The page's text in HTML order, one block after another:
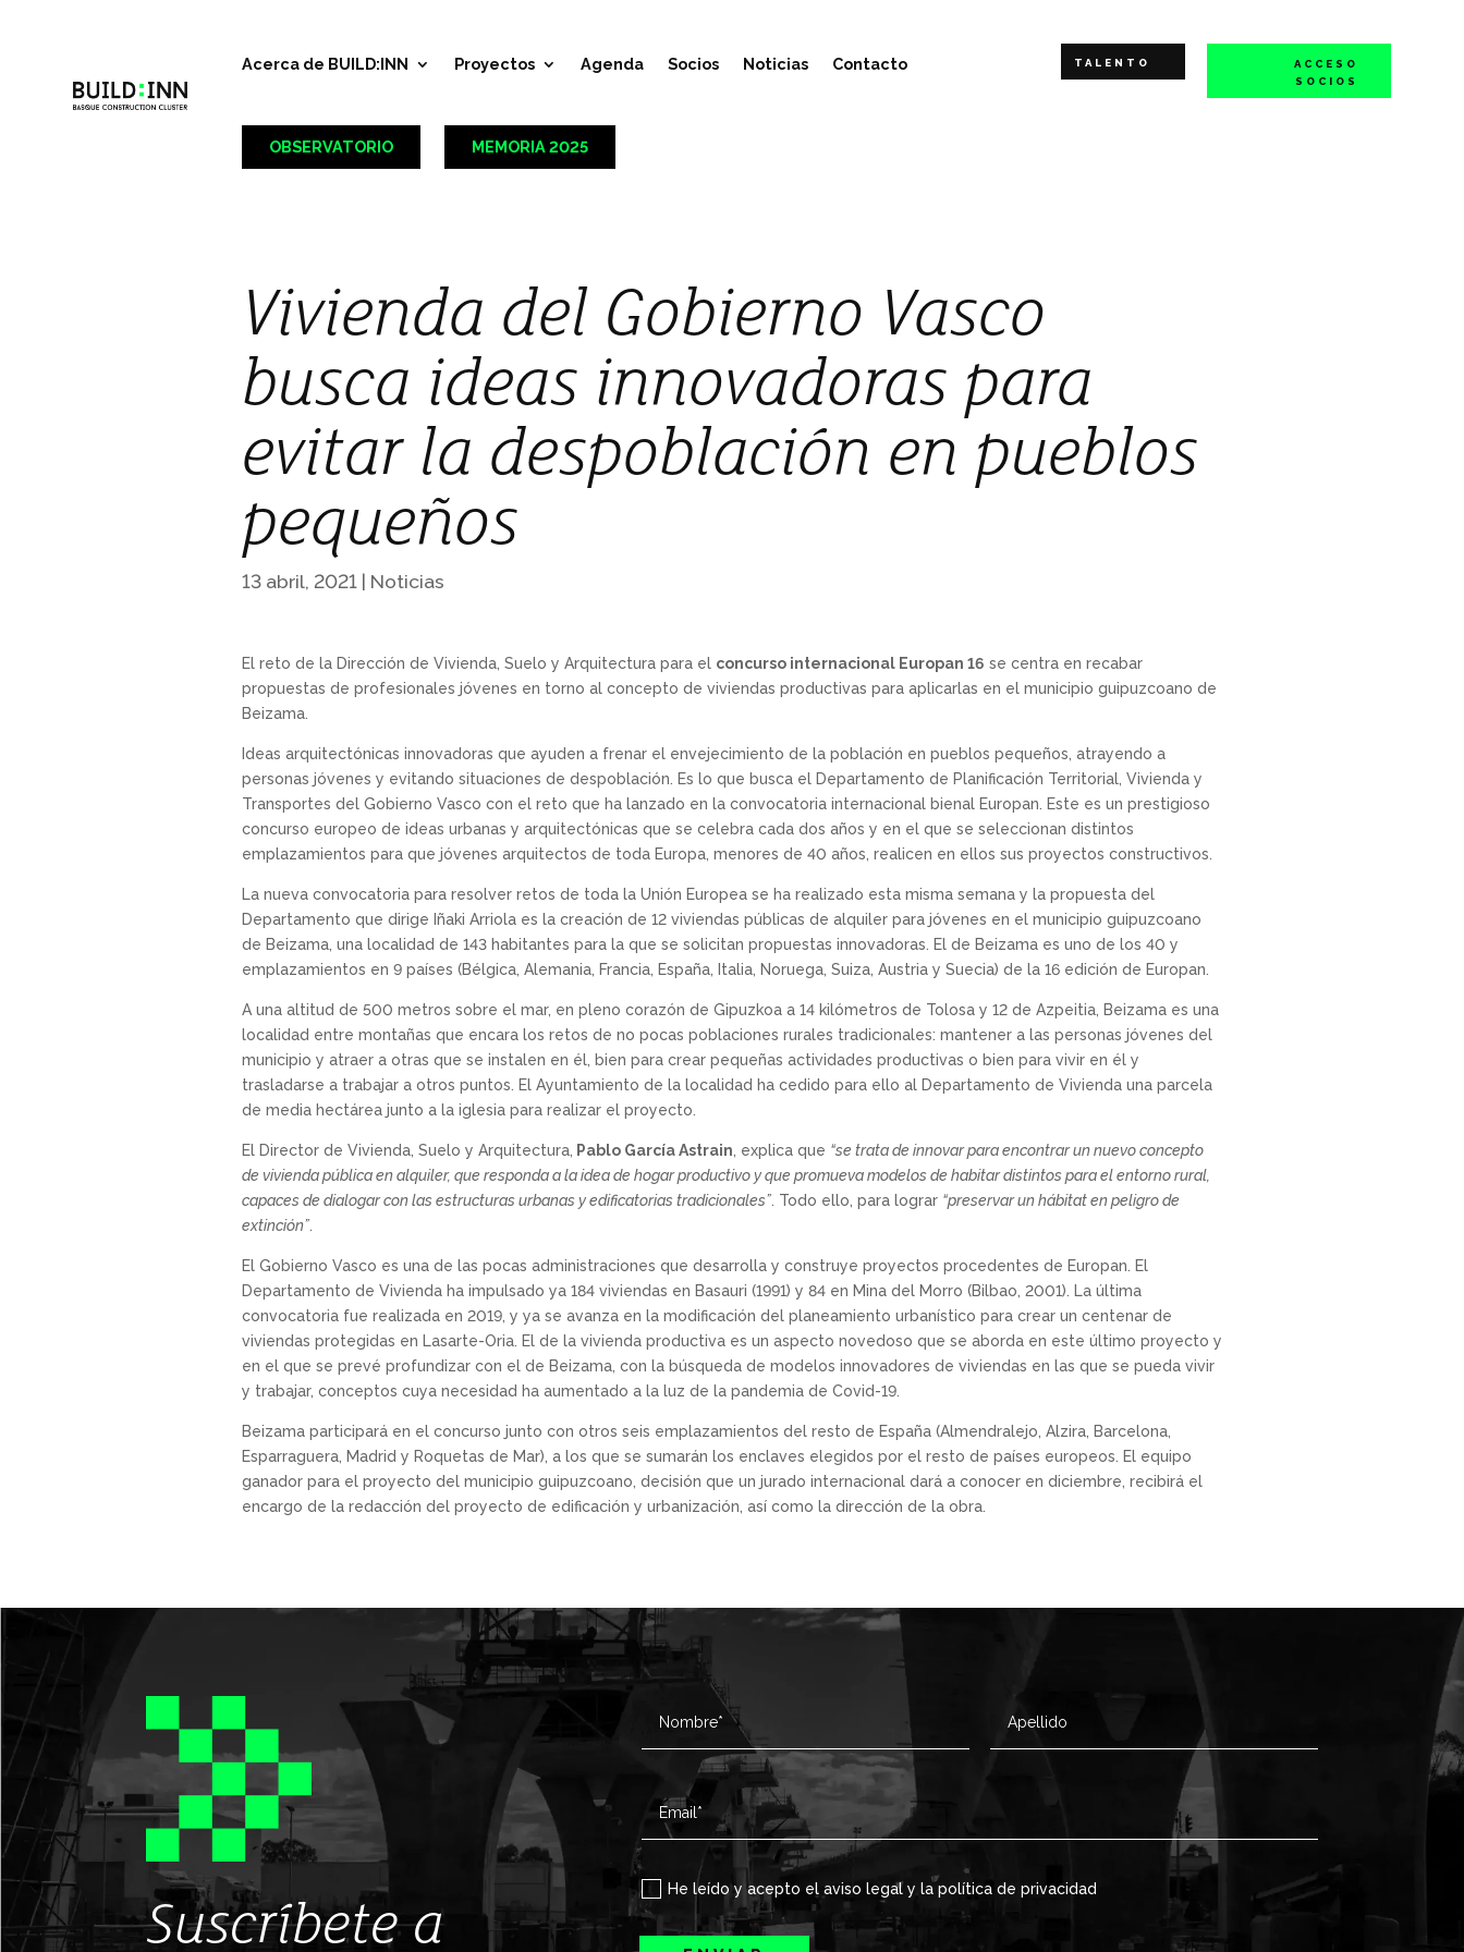
Acerca de BUILD:INN Proyectos Agenda Socios Noticias Contacto
OBSERVATORIO MEMORIA 2025
TALENTO
ACCESO
SOCIOS
Vivienda del Gobierno Vasco
busca ideas innovadoras para
evitar la despoblación en pueblos
pequeños
13 abril, 2021 | Noticias
El reto de la Dirección de Vivienda, Suelo y Arquitectura para el concurso internacional Europan 16 se centra en recabar
propuestas de profesionales jóvenes en torno al concepto de viviendas productivas para aplicarlas en el municipio guipuzcoano de
Beizama.
Ideas arquitectónicas innovadoras que ayuden a frenar el envejecimiento de la población en pueblos pequeños, atrayendo a
personas jóvenes y evitando situaciones de despoblación. Es lo que busca el Departamento de Planificación Territorial, Vivienda y
Transportes del Gobierno Vasco con el reto que ha lanzado en la convocatoria internacional bienal Europan. Este es un prestigioso
concurso europeo de ideas urbanas y arquitectónicas que se celebra cada dos años y en el que se seleccionan distintos
emplazamientos para que jóvenes arquitectos de toda Europa, menores de 40 años, realicen en ellos sus proyectos constructivos.
La nueva convocatoria para resolver retos de toda la Unión Europea se ha realizado esta misma semana y la propuesta del
Departamento que dirige Iñaki Arriola es la creación de 12 viviendas públicas de alquiler para jóvenes en el municipio guipuzcoano
de Beizama, una localidad de 143 habitantes para la que se solicitan propuestas innovadoras. El de Beizama es uno de los 40 y
emplazamientos en 9 países (Bélgica, Alemania, Francia, España, Italia, Noruega, Suiza, Austria y Suecia) de la 16 edición de Europan.
A una altitud de 500 metros sobre el mar, en pleno corazón de Gipuzkoa a 14 kilómetros de Tolosa y 12 de Azpeitia, Beizama es una
localidad entre montañas que encara los retos de no pocas poblaciones rurales tradicionales: mantener a las personas jóvenes del
municipio y atraer a otras que se instalen en él, bien para crear pequeñas actividades productivas o bien para vivir en él y
trasladarse a trabajar a otros puntos. El Ayuntamiento de la localidad ha cedido para ello al Departamento de Vivienda una parcela
de media hectárea junto a la iglesia para realizar el proyecto.
El Director de Vivienda, Suelo y Arquitectura, Pablo García Astrain, explica que “se trata de innovar para encontrar un nuevo concepto
de vivienda pública en alquiler, que responda a la idea de hogar productivo y que promueva modelos de habitar distintos para el entorno rural,
capaces de dialogar con las estructuras urbanas y edificatorias tradicionales”. Todo ello, para lograr “preservar un hábitat en peligro de
extinción”.
El Gobierno Vasco es una de las pocas administraciones que desarrolla y construye proyectos procedentes de Europan. El
Departamento de Vivienda ha impulsado ya 184 viviendas en Basauri (1991) y 84 en Mina del Morro (Bilbao, 2001). La última
convocatoria fue realizada en 2019, y ya se avanza en la modificación del planeamiento urbanístico para crear un centenar de
viviendas protegidas en Lasarte-Oria. El de la vivienda productiva es un aspecto novedoso que se aborda en este último proyecto y
en el que se prevé profundizar con el de Beizama, con la búsqueda de modelos innovadores de viviendas en las que se pueda vivir
y trabajar, conceptos cuya necesidad ha aumentado a la luz de la pandemia de Covid-19.
Beizama participará en el concurso junto con otros seis emplazamientos del resto de España (Almendralejo, Alzira, Barcelona,
Esparraguera, Madrid y Roquetas de Mar), a los que se sumarán los enclaves elegidos por el resto de países europeos. El equipo
ganador para el proyecto del municipio guipuzcoano, decisión que un jurado internacional dará a conocer en diciembre, recibirá el
encargo de la redacción del proyecto de edificación y urbanización, así como la dirección de la obra.
Suscríbete a
He leído y acepto el aviso legal y la política de privacidad